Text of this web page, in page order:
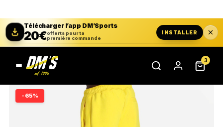
Télécharger l’app DM’Sports
20€offerts pour ta
première commande
INSTALLER
3
-65%